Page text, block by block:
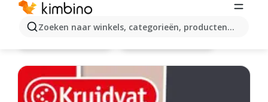
Zoeken naar winkels, categorieën, producten...